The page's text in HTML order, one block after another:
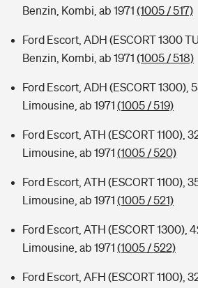
Benzin, Kombi, ab 1971 (1005 / 517)
Ford Escort, ADH (ESCORT 1300
Benzin, Kombi, ab 1971 (1005 / 518)
Ford Escort, ADH (ESCORT 1300),
Limousine, ab 1971 (1005 / 519)
Ford Escort, ATH (ESCORT 1100),
Limousine, ab 1971 (1005 / 520)
Ford Escort, ATH (ESCORT 1100),
Limousine, ab 1971 (1005 / 521)
Ford Escort, ATH (ESCORT 1300),
Limousine, ab 1971 (1005 / 522)
Ford Escort, AFH (ESCORT 1100),